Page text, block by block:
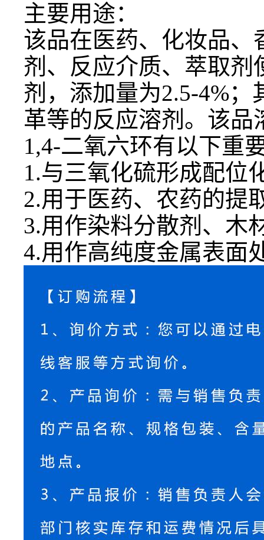
主要用途：
该品在医药、化妆品
剂、反应介质、萃取剂
剂，添加量为2.5-4%
革等的反应溶剂。该
1,4-二氧六环有以下重
1.与三氧化硫形成配位
2.用于医药、农药的提
3.用作染料分散剂、木
4.用作高纯度金属表面